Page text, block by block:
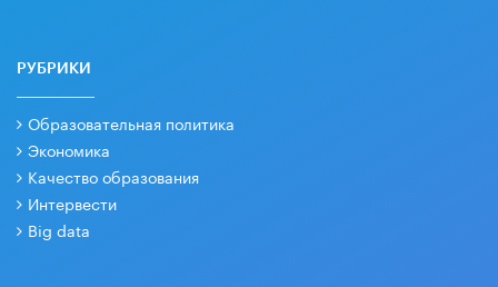
РУБРИКИ
Образовательная политика
Экономика
Качество образования
Интервести
Big data